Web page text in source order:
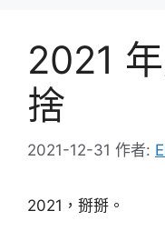
2021
捨
2021-12-31 作者:
2021，掰掰。